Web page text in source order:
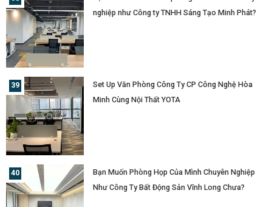
nghiệp như Công ty TNHH Sáng Tạo Minh Phát?
Set Up Văn Phòng Công Ty CP Công Nghệ Hòa
Minh Cùng Nội Thất YOTA
Bạn Muốn Phòng Họp Của Mình Chuyên Nghiệp
Như Công Ty Bất Động Sản Vĩnh Long Chưa?